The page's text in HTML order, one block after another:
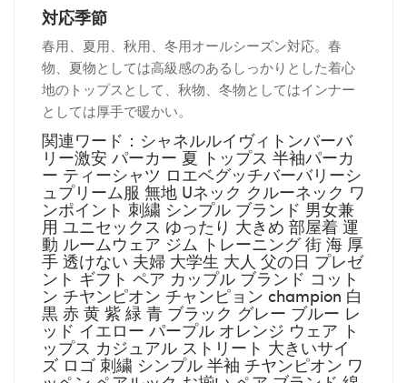
対応季節
春用、夏用、秋用、冬用オールシーズン対応。春
物、夏物としては高級感のあるしっかりとした着心
地のトップスとして、秋物、冬物としてはインナー
としては厚手で暖かい。
関連ワード：シャネルルイヴィトンバーバ
リー激安 パーカー 夏 トップス 半袖パーカ
ー ティーシャツ ロエベグッチバーバリーシ
ュプリーム服 無地 Uネック クルーネック ワ
ンポイント 刺繍 シンプル ブランド 男女兼
用 ユニセックス ゆったり 大きめ 部屋着 運
動 ルームウェア ジム トレーニング 街 海 厚
手 透けない 夫婦 大学生 大人 父の日 プレゼ
ント ギフト ペア カップル ブランド コット
ン チヤンピオン チャンピョン champion 白
黒 赤 黄 紫 緑 青 ブラック グレー ブルー レ
ッド イエロー パープル オレンジ ウェア ト
ップス カジュアル ストリート 大きいサイ
ズ ロゴ 刺繍 シンプル 半袖 チヤンピオン ワ